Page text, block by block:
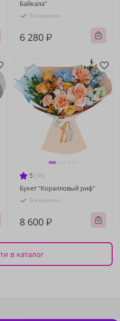
Байкала"
В наличии
6 280 ₽
5 (39)
Букет "Коралловый риф"
В наличии
8 600 ₽
в каталог